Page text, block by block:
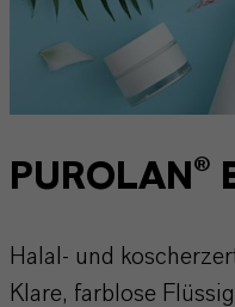
PUROLAN®
Halal- und
Klare, farblose